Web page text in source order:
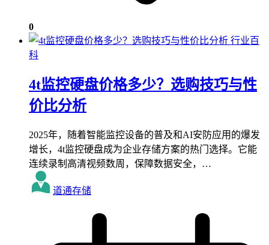
0
行业百
科
4t监控硬盘价格多少？选购技巧与性
价比分析
2025年，随着智能监控设备的普及和AI安防应用的爆发
增长，4t监控硬盘成为企业存储方案的热门选择。它能
连续录制高清视频数周，保障数据安全，…
道通存储